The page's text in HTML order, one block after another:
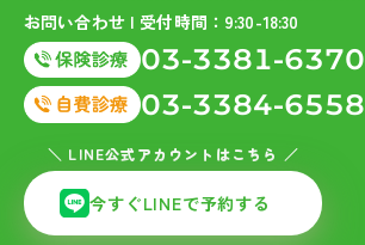
お問い合わせ | 受付時間：9:30-18:30
03-3381-6370
03-3384-6558
＼ LINE公式アカウントはこちら ／
今すぐLINEで予約する